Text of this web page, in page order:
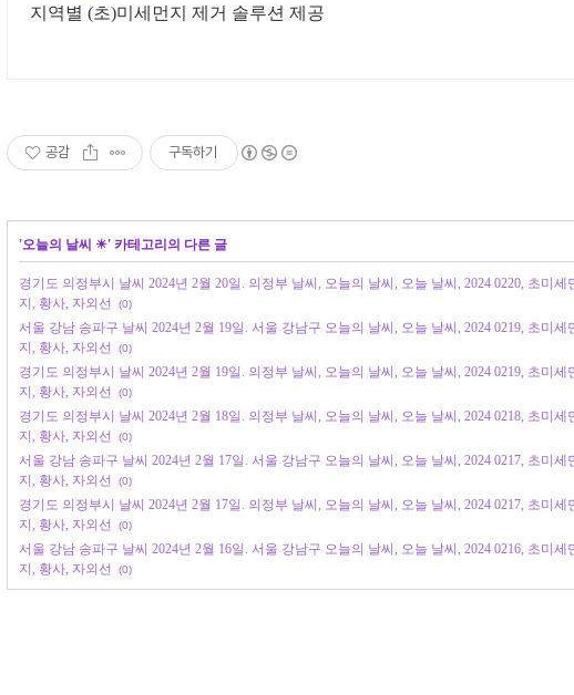
지역별 (초)미세먼지 제거 솔루션 제공
공감 구독하기
'오늘의 날씨 ☀' 카테고리의 다른 글
경기도 의정부시 날씨 2024년 2월 20일. 의정부 날씨, 오늘의 날씨, 오늘 날씨, 2024 0220, 초미세
지, 황사, 자외선
(0)
서울 강남 송파구 날씨 2024년 2월 19일. 서울 강남구 오늘의 날씨, 오늘 날씨, 2024 0219, 초미세
지, 황사, 자외선
(0)
경기도 의정부시 날씨 2024년 2월 19일. 의정부 날씨, 오늘의 날씨, 오늘 날씨, 2024 0219, 초미세
지, 황사, 자외선
(0)
경기도 의정부시 날씨 2024년 2월 18일. 의정부 날씨, 오늘의 날씨, 오늘 날씨, 2024 0218, 초미세
지, 황사, 자외선
(0)
서울 강남 송파구 날씨 2024년 2월 17일. 서울 강남구 오늘의 날씨, 오늘 날씨, 2024 0217, 초미세
지, 황사, 자외선
(0)
경기도 의정부시 날씨 2024년 2월 17일. 의정부 날씨, 오늘의 날씨, 오늘 날씨, 2024 0217, 초미세
지, 황사, 자외선
(0)
서울 강남 송파구 날씨 2024년 2월 16일. 서울 강남구 오늘의 날씨, 오늘 날씨, 2024 0216, 초미세
지, 황사, 자외선
(0)